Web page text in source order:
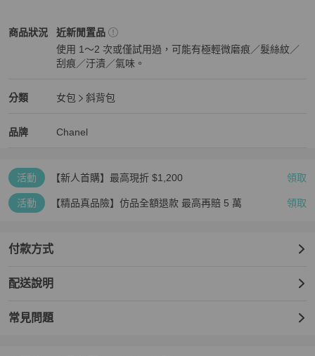
商品狀況
Chanel女包商品狀態與細節
近新閒置品
使用 1～2 次或僅試用過，可能有極輕微磨痕／髮絲紋／
刮痕／汙漬／氣味。
分類
Chanel 女包分類資訊
女包
斜背包
品牌
Chanel 精品女包品牌介紹
Chanel
Chanel 推薦清單
活動 【新人首購】最高現折 $1,200 領取
活動 【精品真品險】仿品全額退款 最高再賠 5 萬 領取
付款方式
配送說明
常見問題